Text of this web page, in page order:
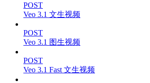
POST
Veo 3.1 文生视频
POST
Veo 3.1 图生视频
POST
Veo 3.1 Fast 文生视频